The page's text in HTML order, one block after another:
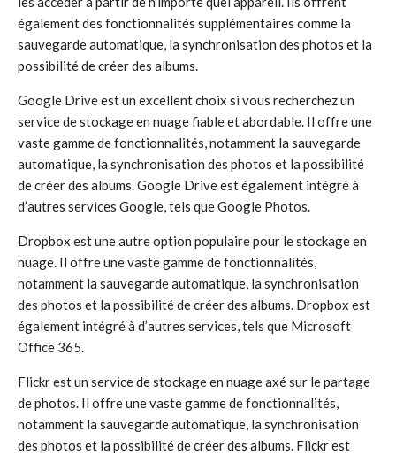
également des fonctionnalités supplémentaires comme la
sauvegarde automatique, la synchronisation des photos et la
possibilité de créer des albums.
Google Drive est un excellent choix si vous recherchez un
service de stockage en nuage fiable et abordable. Il offre une
vaste gamme de fonctionnalités, notamment la sauvegarde
automatique, la synchronisation des photos et la possibilité
de créer des albums. Google Drive est également intégré à
d’autres services Google, tels que Google Photos.
Dropbox est une autre option populaire pour le stockage en
nuage. Il offre une vaste gamme de fonctionnalités,
notamment la sauvegarde automatique, la synchronisation
des photos et la possibilité de créer des albums. Dropbox est
également intégré à d’autres services, tels que Microsoft
Office 365.
Flickr est un service de stockage en nuage axé sur le partage
de photos. Il offre une vaste gamme de fonctionnalités,
notamment la sauvegarde automatique, la synchronisation
des photos et la possibilité de créer des albums. Flickr est